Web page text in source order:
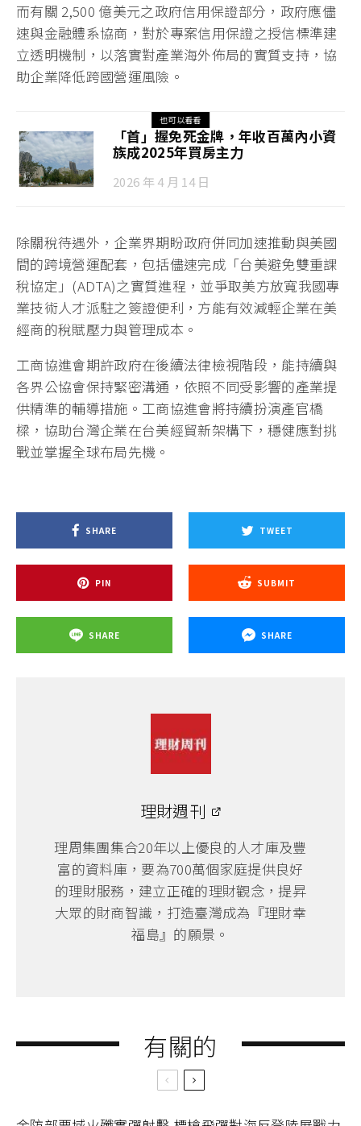
而有關 2,500 億美元之政府信用保證部分，政府應儘
速與金融體系協商，對於專案信用保證之授信標準建
立透明機制，以落實對產業海外佈局的實質支持，協
助企業降低跨國營運風險。
也可以看看
「首」握免死金牌，年收百萬內小資
族成2025年買房主力
2026 年 4 月 14 日
除關稅待遇外，企業界期盼政府併同加速推動與美國
間的跨境營運配套，包括儘速完成「台美避免雙重課
稅協定」(ADTA)之實質進程，並爭取美方放寬我國專
業技術人才派駐之簽證便利，方能有效減輕企業在美
經商的稅賦壓力與管理成本。
工商協進會期許政府在後續法律檢視階段，能持續與
各界公協會保持緊密溝通，依照不同受影響的產業提
供精準的輔導措施。工商協進會將持續扮演產官橋
樑，協助台灣企業在台美經貿新架構下，穩健應對挑
戰並掌握全球布局先機。
SHARE TWEET
PIN SUBMIT
SHARE SHARE
理財週刊
理周集團集合20年以上優良的人才庫及豐
富的資料庫，要為700萬個家庭提供良好
的理財服務，建立正確的理財觀念，提昇
大眾的財商智識，打造臺灣成為『理財幸
福島』的願景。
有關的